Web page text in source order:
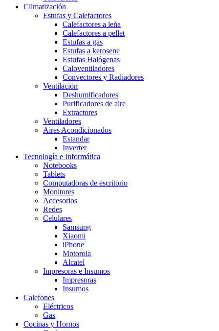
Climatización
Estufas y Calefactores
Calefactores a leña
Calefactores a pellet
Estufas a gas
Estufas a kerosene
Estufas Halógenas
Caloventiladores
Convectores y Radiadores
Ventilación
Deshumificadores
Purificadores de aire
Extractores
Ventiladores
Aires Acondicionados
Estandar
Inverter
Tecnología e Informática
Notebooks
Tablets
Computadoras de escritorio
Monitores
Accesorios
Redes
Celulares
Samsung
Xiaomi
iPhone
Motorola
Alcatel
Impresoras e Insumos
Impresoras
Insumos
Calefones
Eléctricos
Gas
Cocinas y Hornos